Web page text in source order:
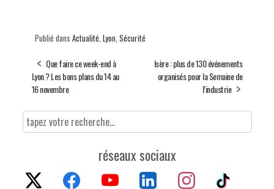
Publié dans Actualité, Lyon, Sécurité
Que faire ce week-end à
Lyon ? Les bons plans du 14 au
16 novembre
Isère : plus de 130 événements
organisés pour la Semaine de
l’industrie
réseaux sociaux